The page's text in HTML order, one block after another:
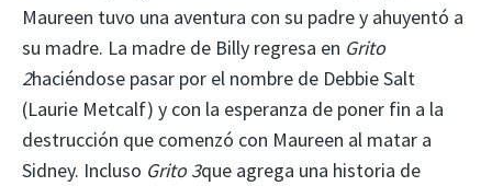
Maureen tuvo una aventura con su padre y ahuyentó a
su madre. La madre de Billy regresa en Grito
2haciéndose pasar por el nombre de Debbie Salt
(Laurie Metcalf) y con la esperanza de poner fin a la
destrucción que comenzó con Maureen al matar a
Sidney. Incluso Grito 3que agrega una historia de